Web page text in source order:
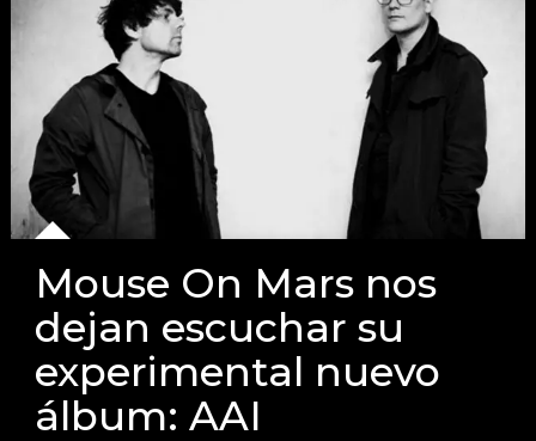
Mouse On Mars nos
dejan escuchar su
experimental nuevo
álbum: AAI